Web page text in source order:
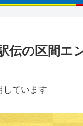
伝の区間エ
ています